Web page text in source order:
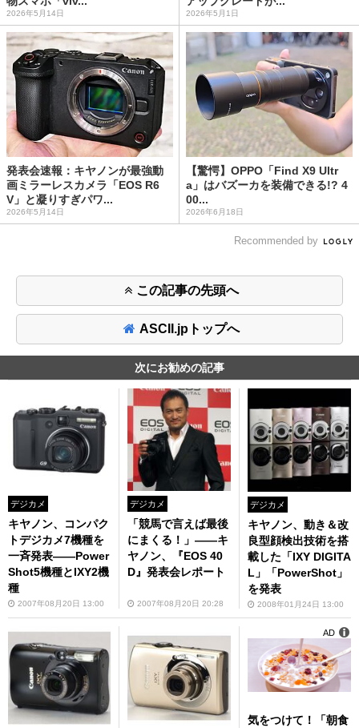
2026年5月14日 2026年5月1日
発表会速報：キヤノンが最強動
画ミラーレスカメラ「EOS R6
V」と凝りすぎパワ...
2026年5月14日
【驚愕】OPPO「Find X9 Ultr
a」はバズーカを装備できる!? 4
00...
2026年6月18日
Recommended by
この記事の先頭へ
ASCII.jpトップへ
次にお勧めの記事
デジカメ
キヤノン、コンパク
トデジカメ7機種を
一斉発表――Power
Shot5機種とIXY2機
種
2007年08月20日 13:00
デジカメ
「競馬で言えば最後
にまくる！」――キ
ヤノン、『EOS 40
D』発表会レポート
2007年08月20日 20:28
デジカメ
キヤノン、動き＆改
良型顔検出技術を搭
載した「IXY DIGITA
L」「PowerShot」
を発表
2008年01月24日 13:00
気をつけて！「朝食
AD